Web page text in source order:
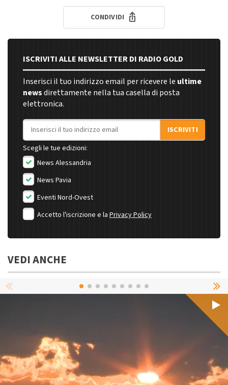
CONDIVIDI
ISCRIVITI ALLE NEWSLETTER DI RADIO GOLD
Inserisci il tuo indirizzo email per ricevere le ultime
newsdirettamente nella tua casella di posta
elettronica.
Indirizzo email
ISCRIVITI
Scegli le tue edizioni:
News Alessandria
News Pavia
Eventi Nord-Ovest
Accetto l'iscrizione e la Privacy Policy
VEDI ANCHE